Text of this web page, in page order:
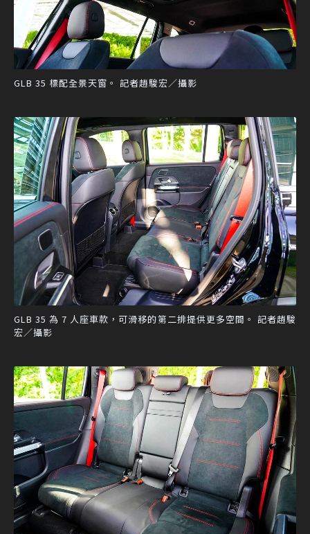
GLB 35 標配全景天窗。 記者趙駿宏／攝影
GLB 35 為 7 人座車款，可滑移的第二排提供更多空間。 記者趙駿
宏／攝影